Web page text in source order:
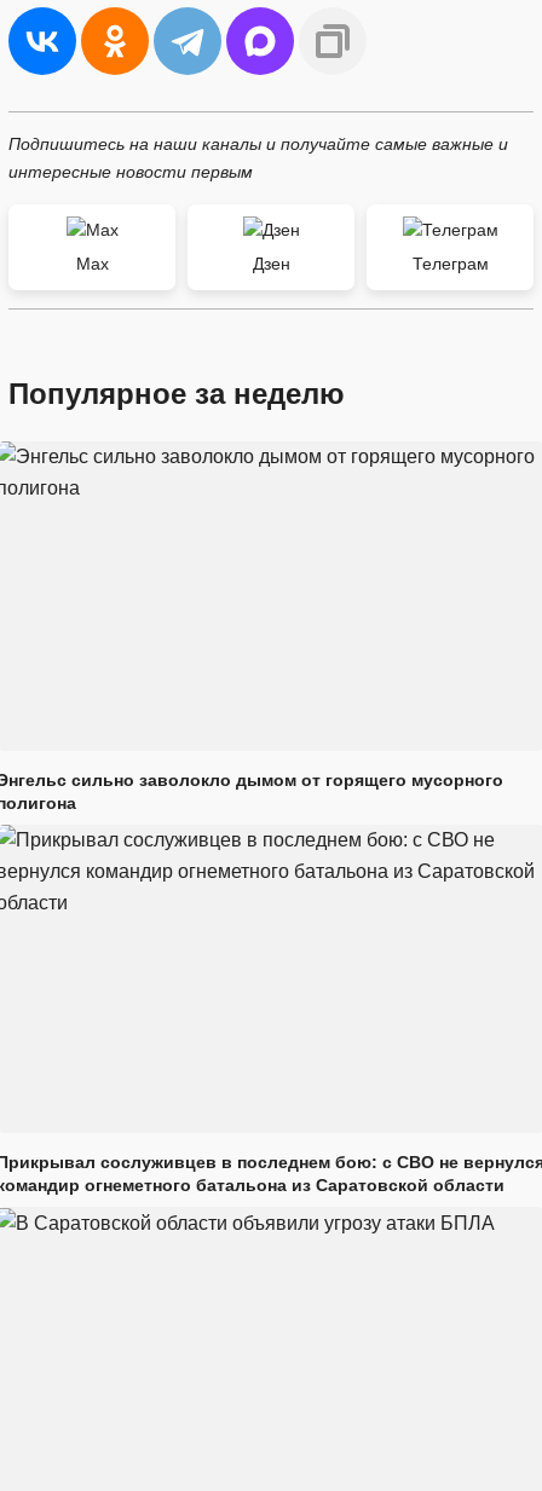
Подпишитесь на наши каналы и получайте самые важные и
интересные новости первым
Max Дзен Телеграм
Популярное за неделю
сильно заволокло дымом от горящего мусорного
сослуживцев в последнем бою: с СВО не
огнеметного батальона из Саратовской области